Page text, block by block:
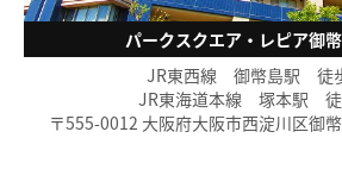
パークスクエア・レピア御
JR東西線 御幣島駅 徒
JR東海道本線 塚本駅
〒555-0012 大阪府大阪市西淀川区御